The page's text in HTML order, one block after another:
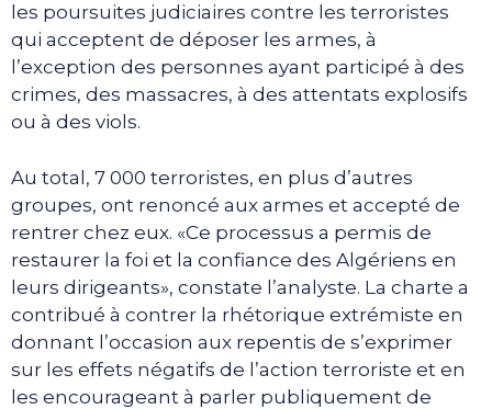
les poursuites judiciaires contre les terroristes
qui acceptent de déposer les armes, à
l’exception des personnes ayant participé à des
crimes, des massacres, à des attentats explosifs
ou à des viols.
Au total, 7 000 terroristes, en plus d’autres
groupes, ont renoncé aux armes et accepté de
rentrer chez eux. «Ce processus a permis de
restaurer la foi et la confiance des Algériens en
leurs dirigeants», constate l’analyste. La charte a
contribué à contrer la rhétorique extrémiste en
donnant l’occasion aux repentis de s’exprimer
sur les effets négatifs de l’action terroriste et en
les encourageant à parler publiquement de